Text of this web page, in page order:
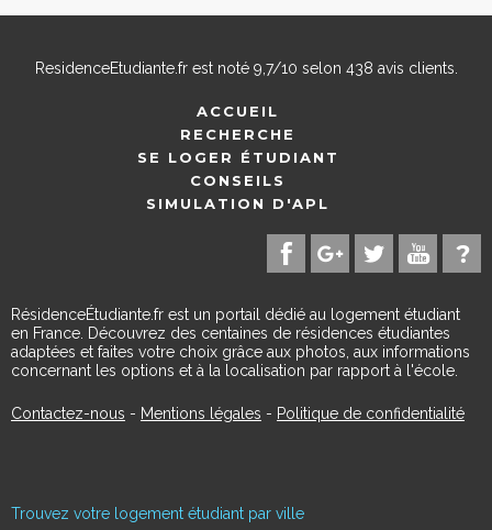
ResidenceEtudiante.frest noté 9,7/10 selon 438 avis clients.
ACCUEIL
RECHERCHE
SE LOGER ÉTUDIANT
CONSEILS
SIMULATION D'APL
RésidenceÉtudiante.fr est un portail dédié au logement étudiant
en France. Découvrez des centaines de résidences étudiantes
adaptées et faites votre choix grâce aux photos, aux informations
concernant les options et à la localisation par rapport à l'école.
Contactez-nous - Mentions légales - Politique de confidentialité
Trouvez votre logement étudiant par ville